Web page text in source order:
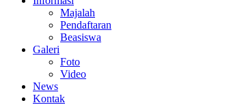
Majalah
Pendaftaran
Beasiswa
Galeri
Foto
Video
News
Kontak